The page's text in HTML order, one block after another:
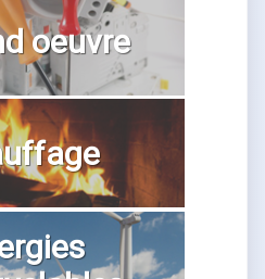
oeuvre